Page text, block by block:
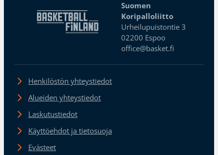
Suomen
Koripalloliitto
Urheilupuistontie 3
02200 Espoo
office@basket.fi
Henkilöstön yhteystiedot
Alueiden yhteystiedot
Laskutustiedot
Käyttöehdot ja tietosuoja
Evästeet